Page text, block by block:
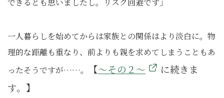
一人暮らしを始めてからは家族との関係はより淡白に。物
理的な距離も重なり、前よりも親を求めてしまうこともあ
ったそうですが……。
【～その２～
に続きま
す。】